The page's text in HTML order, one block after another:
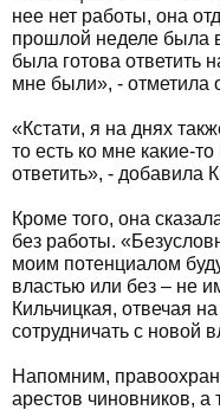
нее нет работы, она
прошлой неделе была
была готова ответить
мне были», - отметила
«Кстати, я на днях
то есть ко мне какие-
ответить», - добавила
Кроме того, она
без работы.
моим потенциалом
властью или без – не
Кильчицкая, отвечая
сотрудничать с новой
Напомним,
арестов чиновников,